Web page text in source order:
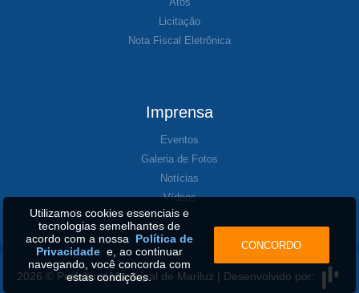
Licitação
Nota Fiscal Eletrônica
Imprensa
Eventos
Galeria de Fotos
Notícias
Vídeos
2026 © Prefeitura Municipal de Mariluz | Desenvolvido por:
Utilizamos cookies essenciais e
tecnologias semelhantes de
acordo com a nossa Política de
Privacidadee, ao continuar
navegando, você concorda com
estas condições.
CONCORDO